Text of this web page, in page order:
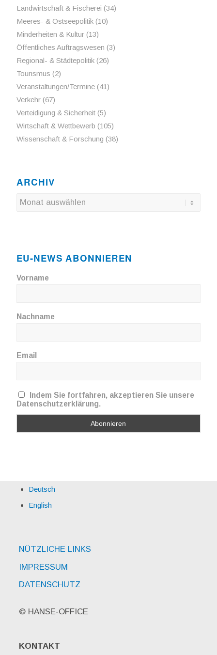
Landwirtschaft & Fischerei (34)
Meeres- & Ostseepolitik(10)
Minderheiten & Kultur(13)
Öffentliches Auftragswesen (3)
Regional- & Städtepolitik(26)
Tourismus (2)
Veranstaltungen/Termine(41)
Verkehr(67)
Verteidigung & Sicherheit(5)
Wirtschaft & Wettbewerb (105)
Wissenschaft & Forschung (38)
ARCHIV
EU-NEWS ABONNIEREN
Vorname
Nachname
Email
Indem Sie fortfahren, akzeptieren Sie unsere
Datenschutzerklärung.
Deutsch
English
NÜTZLICHE LINKS
IMPRESSUM
DATENSCHUTZ
© HANSE-OFFICE
KONTAKT